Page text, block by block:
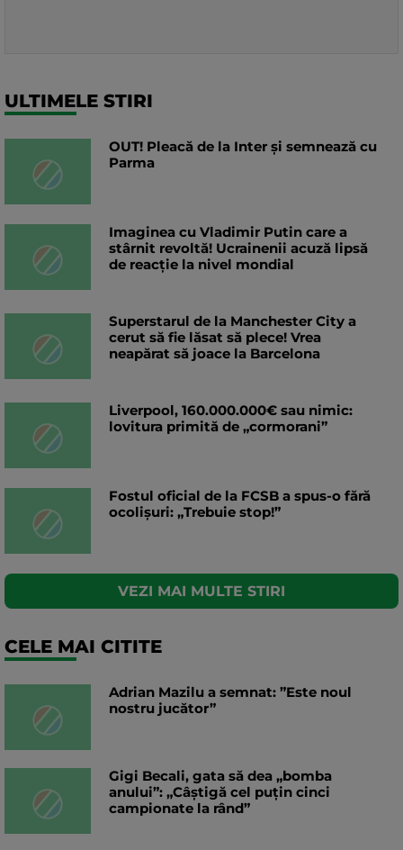
ULTIMELE STIRI
OUT! Pleacă de la Inter și semnează cu
Parma
Imaginea cu Vladimir Putin care a
stârnit revoltă! Ucrainenii acuză lipsă
de reacție la nivel mondial
Superstarul de la Manchester City a
cerut să fie lăsat să plece! Vrea
neapărat să joace la Barcelona
Liverpool, 160.000.000€ sau nimic:
lovitura primită de „cormorani”
Fostul oficial de la FCSB a spus-o fără
ocolișuri: „Trebuie stop!”
VEZI MAI MULTE STIRI
CELE MAI CITITE
Adrian Mazilu a semnat: ”Este noul
nostru jucător”
Gigi Becali, gata să dea „bomba
anului”: „Câștigă cel puțin cinci
campionate la rând”